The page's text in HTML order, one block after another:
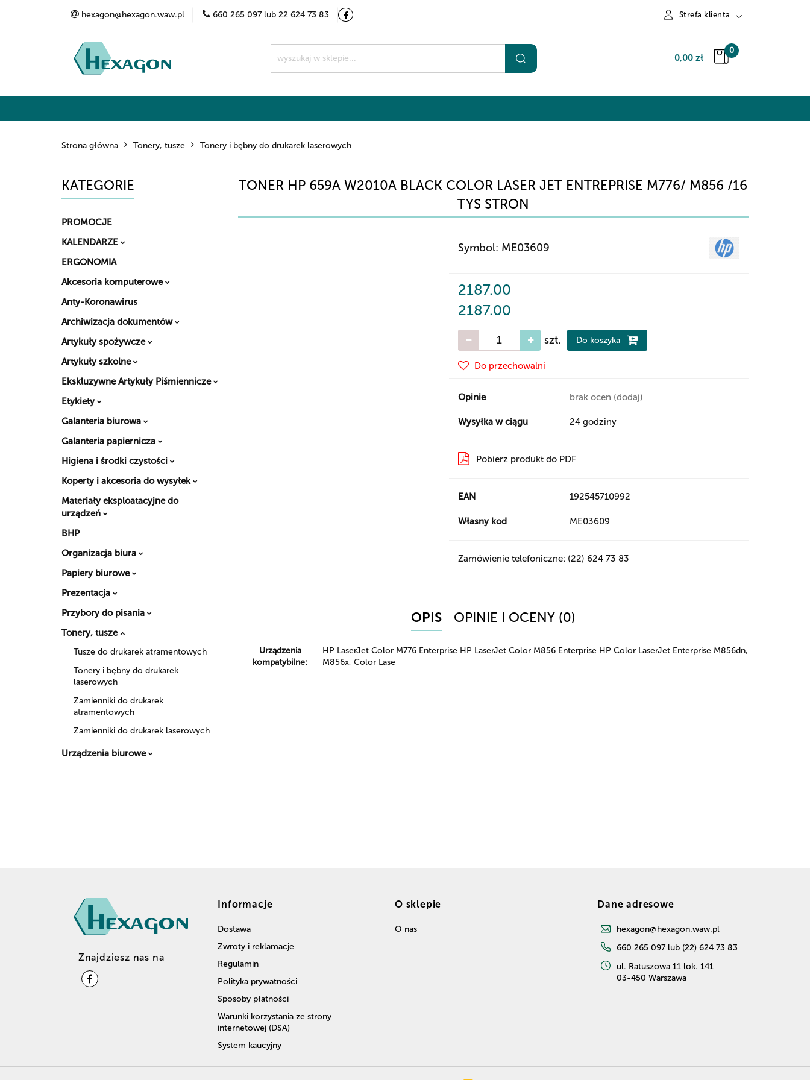
hexagon@hexagon.waw.pl 660 265 097 lub 22 624 73 83 Strefa klienta
Zaloguj się
Zarejestruj się
0,00 zł
0
Kategorie
Strona główna Tonery, tusze Tonery i bębny do drukarek laserowych
KATEGORIE
PROMOCJE
KALENDARZE
ERGONOMIA
Akcesoria komputerowe
Anty-Koronawirus
Archiwizacja dokumentów
Artykuły spożywcze
Artykuły szkolne
Ekskluzywne Artykuły Piśmiennicze
Etykiety
Galanteria biurowa
Galanteria papiernicza
Higiena i środki czystości
Koperty i akcesoria do wysyłek
Materiały eksploatacyjne do
urządzeń
BHP
Organizacja biura
Papiery biurowe
Prezentacja
Przybory do pisania
Tonery, tusze
Tusze do drukarek atramentowych
Tonery i bębny do drukarek
laserowych
Zamienniki do drukarek
atramentowych
Zamienniki do drukarek laserowych
Urządzenia biurowe
TONER HP 659A W2010A BLACK COLOR LASER JET ENTREPRISE M776/ M856 /16
TYS STRON
Symbol: ME03609
2187.00
2187.00
szt. Do koszyka
Do przechowalni
Opinie brak ocen (dodaj)
Wysyłka w ciągu 24 godziny
Pobierz produkt do PDF
EAN 192545710992
Własny kod ME03609
Zamówienie telefoniczne: (22) 624 73 83
OPIS OPINIE I OCENY (0)
Urządzenia
kompatybilne:
HP LaserJet Color M776 Enterprise HP LaserJet Color M856 Enterprise HP Color LaserJet Enterprise M856dn,
M856x, Color Lase
Znajdziesz nas na
Dane adresowe
hexagon@hexagon.waw.pl
660 265 097 lub (22) 624 73 83
ul. Ratuszowa 11 lok. 141
03-450 Warszawa
Informacje
Dostawa
Zwroty i reklamacje
Regulamin
Polityka prywatności
Sposoby płatności
Warunki korzystania ze strony
internetowej (DSA)
System kaucyjny
O sklepie
O nas